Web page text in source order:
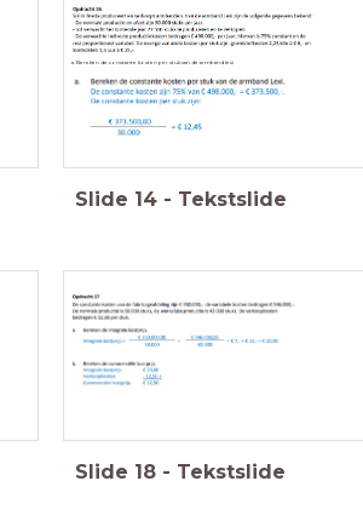
a. Bereken de constante kosten per stuk van de armband lexi
Slide 14 - Tekstslide
Slide 18 - Tekstslide